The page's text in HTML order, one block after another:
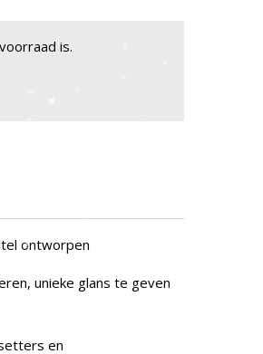
is.
ontworpen
unieke glans te geven
en